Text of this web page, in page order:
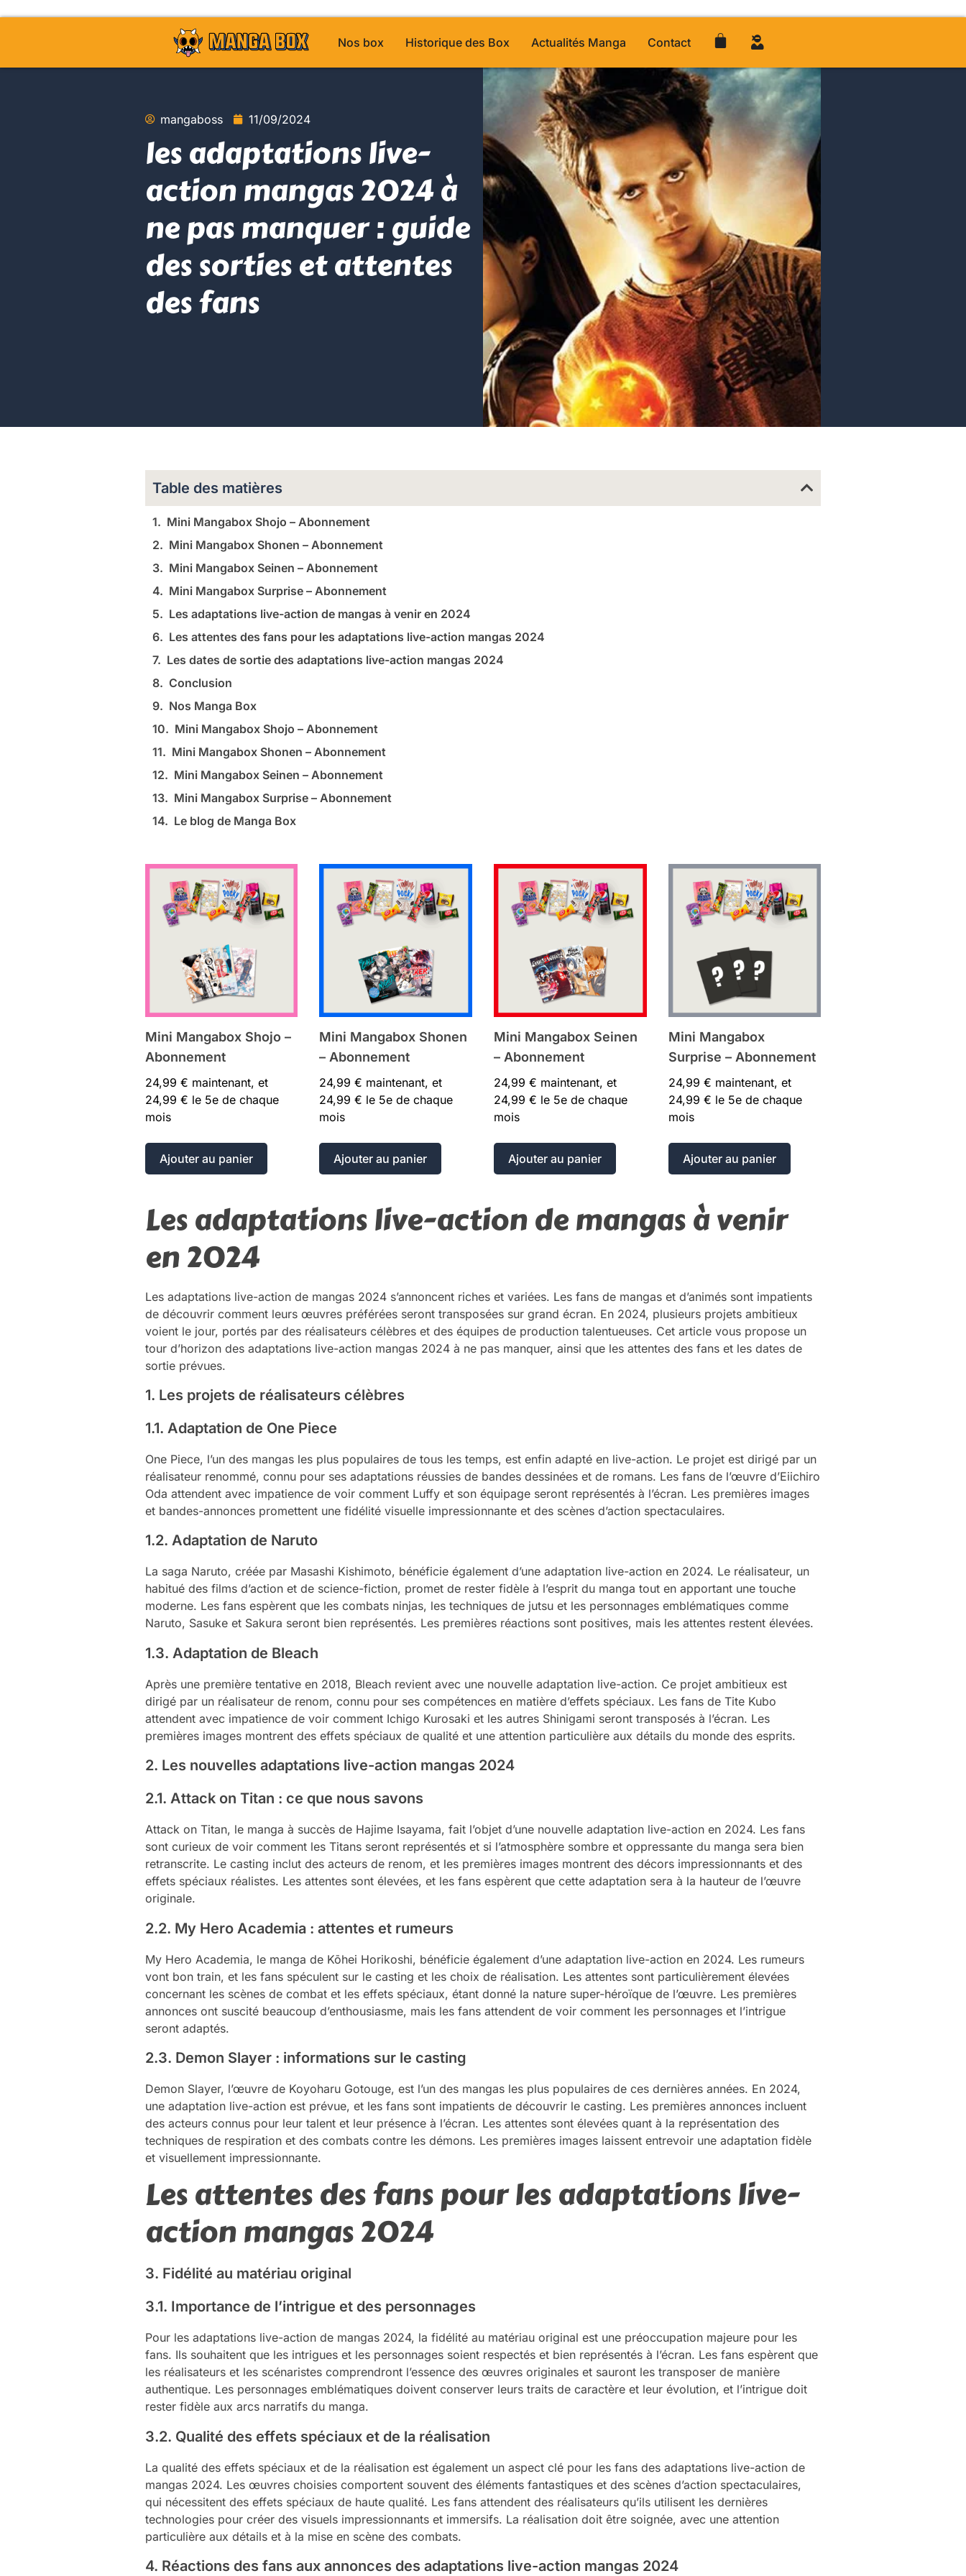
Nos box Historique des Box Actualités Manga Contact
mangaboss 11/09/2024
les adaptations live-
action mangas 2024 à
ne pas manquer : guide
des sorties et attentes
des fans
Table des matières
Mini Mangabox Shojo – Abonnement
Mini Mangabox Shonen – Abonnement
Mini Mangabox Seinen – Abonnement
Mini Mangabox Surprise – Abonnement
Les adaptations live-action de mangas à venir en 2024
Les attentes des fans pour les adaptations live-action mangas 2024
Les dates de sortie des adaptations live-action mangas 2024
Conclusion
Nos Manga Box
Mini Mangabox Shojo – Abonnement
Mini Mangabox Shonen – Abonnement
Mini Mangabox Seinen – Abonnement
Mini Mangabox Surprise – Abonnement
Le blog de Manga Box
Mini Mangabox Shojo –
Abonnement
24,99 € maintenant, et
24,99 € le 5e de chaque
mois
Ajouter au panier
Mini Mangabox Shonen
– Abonnement
24,99€ maintenant, et
24,99€ le 5e de chaque
mois
Ajouter au panier
Mini Mangabox Seinen
– Abonnement
24,99 € maintenant, et
24,99 € le 5e de chaque
mois
Ajouter au panier
Mini Mangabox
Surprise – Abonnement
24,99 € maintenant, et
24,99 € le 5e de chaque
mois
Ajouter au panier
Les adaptations live-action de mangas à venir
en 2024
Les adaptations live-action de mangas 2024 s’annoncent riches et variées. Les fans de mangas et d’animés sont impatients
de découvrir comment leurs œuvres préférées seront transposées sur grand écran. En 2024, plusieurs projets ambitieux
voient le jour, portés par des réalisateurs célèbres et des équipes de production talentueuses. Cet article vous propose un
tour d’horizon des adaptations live-action mangas 2024 à ne pas manquer, ainsi que les attentes des fans et les dates de
sortie prévues.
1. Les projets de réalisateurs célèbres
1.1. Adaptation de One Piece
One Piece, l’un des mangas les plus populaires de tous les temps, est enfin adapté en live-action. Le projet est dirigé par un
réalisateur renommé, connu pour ses adaptations réussies de bandes dessinées et de romans. Les fans de l’œuvre d’Eiichiro
Oda attendent avec impatience de voir comment Luffy et son équipage seront représentés à l’écran. Les premières images
et bandes-annonces promettent une fidélité visuelle impressionnante et des scènes d’action spectaculaires.
1.2. Adaptation de Naruto
La saga Naruto, créée par Masashi Kishimoto, bénéficie également d’une adaptation live-action en 2024. Le réalisateur, un
habitué des films d’action et de science-fiction, promet de rester fidèle à l’esprit du manga tout en apportant une touche
moderne. Les fans espèrent que les combats ninjas, les techniques de jutsu et les personnages emblématiques comme
Naruto, Sasuke et Sakura seront bien représentés. Les premières réactions sont positives, mais les attentes restent élevées.
1.3. Adaptation de Bleach
Après une première tentative en 2018, Bleach revient avec une nouvelle adaptation live-action. Ce projet ambitieux est
dirigé par un réalisateur de renom, connu pour ses compétences en matière d’effets spéciaux. Les fans de Tite Kubo
attendent avec impatience de voir comment Ichigo Kurosaki et les autres Shinigami seront transposés à l’écran. Les
premières images montrent des effets spéciaux de qualité et une attention particulière aux détails du monde des esprits.
2. Les nouvelles adaptations live-action mangas 2024
2.1. Attack on Titan : ce que nous savons
Attack on Titan, le manga à succès de Hajime Isayama, fait l’objet d’une nouvelle adaptation live-action en 2024. Les fans
sont curieux de voir comment les Titans seront représentés et si l’atmosphère sombre et oppressante du manga sera bien
retranscrite. Le casting inclut des acteurs de renom, et les premières images montrent des décors impressionnants et des
effets spéciaux réalistes. Les attentes sont élevées, et les fans espèrent que cette adaptation sera à la hauteur de l’œuvre
originale.
2.2. My Hero Academia : attentes et rumeurs
My Hero Academia, le manga de Kōhei Horikoshi, bénéficie également d’une adaptation live-action en 2024. Les rumeurs
vont bon train, et les fans spéculent sur le casting et les choix de réalisation. Les attentes sont particulièrement élevées
concernant les scènes de combat et les effets spéciaux, étant donné la nature super-héroïque de l’œuvre. Les premières
annonces ont suscité beaucoup d’enthousiasme, mais les fans attendent de voir comment les personnages et l’intrigue
seront adaptés.
2.3. Demon Slayer : informations sur le casting
Demon Slayer, l’œuvre de Koyoharu Gotouge, est l’un des mangas les plus populaires de ces dernières années. En 2024,
une adaptation live-action est prévue, et les fans sont impatients de découvrir le casting. Les premières annonces incluent
des acteurs connus pour leur talent et leur présence à l’écran. Les attentes sont élevées quant à la représentation des
techniques de respiration et des combats contre les démons. Les premières images laissent entrevoir une adaptation fidèle
et visuellement impressionnante.
Les attentes des fans pour les adaptations live-
action mangas 2024
3. Fidélité au matériau original
3.1. Importance de l’intrigue et des personnages
Pour les adaptations live-action de mangas 2024, la fidélité au matériau original est une préoccupation majeure pour les
fans. Ils souhaitent que les intrigues et les personnages soient respectés et bien représentés à l’écran. Les fans espèrent que
les réalisateurs et les scénaristes comprendront l’essence des œuvres originales et sauront les transposer de manière
authentique. Les personnages emblématiques doivent conserver leurs traits de caractère et leur évolution, et l’intrigue doit
rester fidèle aux arcs narratifs du manga.
3.2. Qualité des effets spéciaux et de la réalisation
La qualité des effets spéciaux et de la réalisation est également un aspect clé pour les fans des adaptations live-action de
mangas 2024. Les œuvres choisies comportent souvent des éléments fantastiques et des scènes d’action spectaculaires,
qui nécessitent des effets spéciaux de haute qualité. Les fans attendent des réalisateurs qu’ils utilisent les dernières
technologies pour créer des visuels impressionnants et immersifs. La réalisation doit être soignée, avec une attention
particulière aux détails et à la mise en scène des combats.
4. Réactions des fans aux annonces des adaptations live-action mangas 2024